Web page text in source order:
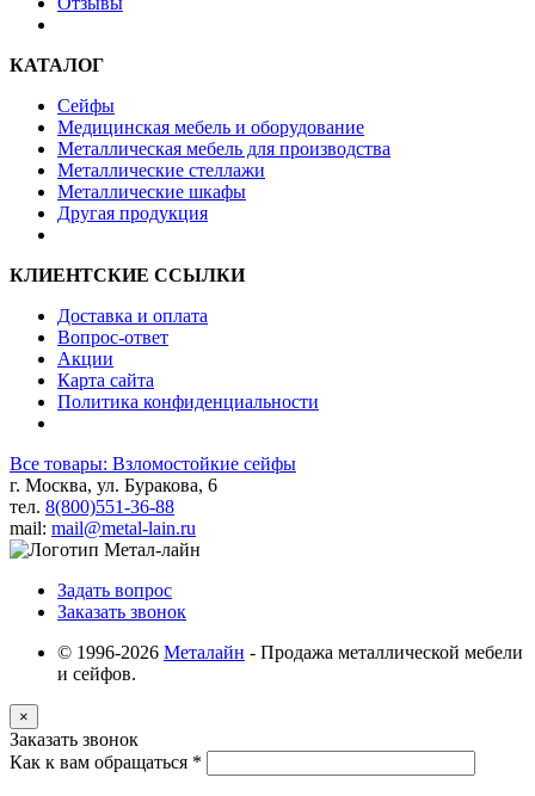
КАТАЛОГ
Сейфы
Медицинская мебель и оборудование
Металлическая мебель для производства
Металлические стеллажи
Металлические шкафы
Другая продукция
КЛИЕНТСКИЕ ССЫЛКИ
Доставка и оплата
Вопрос-ответ
Акции
Карта сайта
Политика конфиденциальности
Все товары: Взломостойкие сейфы
г. Москва, ул. Буракова, 6
тел. 8(800)551-36-88
mail: mail@metal-lain.ru
Задать вопрос
Заказать звонок
© 1996-2026 Металайн - Продажа металлической мебели
и сейфов.
×
Заказать звонок
Как к вам обращаться *